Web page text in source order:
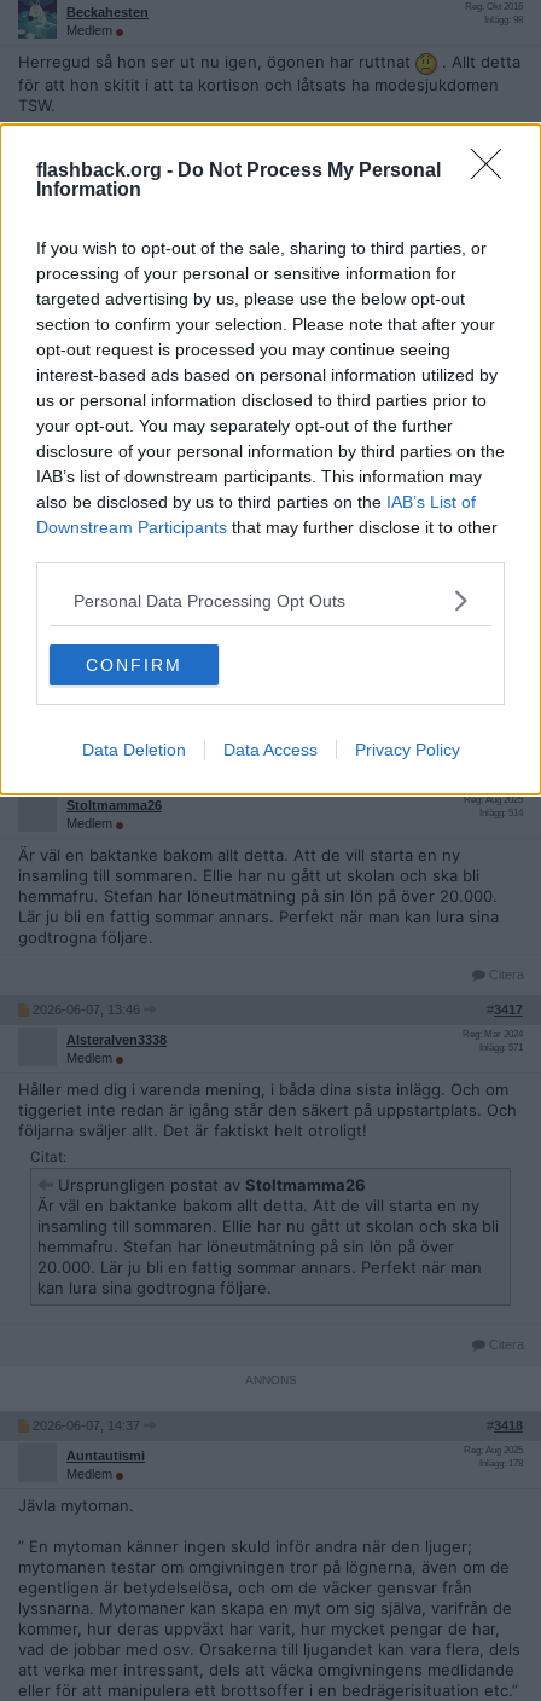
flashback.org - Do Not Process My Personal
Information
If you wish to opt-out of the sale, sharing to third parties, or
processing of your personal or sensitive information for
targeted advertising by us, please use the below opt-out
section to confirm your selection. Please note that after your
opt-out request is processed you may continue seeing
interest-based ads based on personal information utilized by
us or personal information disclosed to third parties prior to
your opt-out. You may separately opt-out of the further
disclosure of your personal information by third parties on the
IAB’s list of downstream participants. This information may
also be disclosed by us to third parties on the IAB’s List of
Downstream Participants that may further disclose it to other
Personal Data Processing Opt Outs
CONFIRM
Data Deletion Data Access Privacy Policy
Beckahesten
Medlem
Reg: Okt 2016
Inlägg: 98
Herregud så hon ser ut nu igen, ögonen har ruttnat
. Allt detta
för att hon skitit i att ta kortison och låtsats ha modesjukdomen
TSW.
Undrar om hon var beredd på att det kunde bli så allvarliga följder
av hennes nycker. Fick också ångest av att hon nu åter ska
självläka, det gick inte så bra de andra gångerna va.
knappast chipsen heller.
2026-06-07, 10:51 #
askungen
Inlägg: 929
Kan bara hålla med er, ångest var ordet!
Hela kroppen skriker neeej när man hör henne resonera
Citera
2026-06-07, 11:31 #3415
Medlem
Då blir det en sommar med kaos för henne och familjen. Precis
som förra sommaren. Hon är en person som gör sig sjuk för att
få.uppmörkdsmhet. Hoppas de dra in hennes körkort om hon nu
inte ser nåt. Totalt livsfarligt att framföra en bil med så dålig syn.
Stoltmamma26
Medlem
Reg: Aug 2025
Inlägg: 514
Är väl en baktanke bakom allt detta. Att de vill starta en ny
insamling till sommaren. Ellie har nu gått ut skolan och ska bli
hemmafru. Stefan har löneutmätning på sin lön på över 20.000.
Lär ju bli en fattig sommar annars. Perfekt när man kan lura sina
godtrogna följare.
Citera
2026-06-07, 13:46 #3417
Alsteralven3338
Medlem
Reg: Mar 2024
Inlägg: 571
Håller med dig i varenda mening, i båda dina sista inlägg. Och om
tiggeriet inte redan är igång står den säkert på uppstartplats. Och
följarna sväljer allt. Det är faktiskt helt otroligt!
Citat:
Ursprungligen postat av Stoltmamma26
Är väl en baktanke bakom allt detta. Att de vill starta en ny
insamling till sommaren. Ellie har nu gått ut skolan och ska bli
hemmafru. Stefan har löneutmätning på sin lön på över
20.000. Lär ju bli en fattig sommar annars. Perfekt när man
kan lura sina godtrogna följare.
Citera
2026-06-07, 14:37 #3418
Auntautismi
Medlem
Reg: Aug 2025
Inlägg: 178
Jävla mytoman.
” En mytoman känner ingen skuld inför andra när den ljuger;
mytomanen testar om omgivningen tror på lögnerna, även om de
egentligen är betydelselösa, och om de väcker gensvar från
lyssnarna. Mytomaner kan skapa en myt om sig själva, varifrån de
kommer, hur deras uppväxt har varit, hur mycket pengar de har,
vad de jobbar med osv. Orsakerna till ljugandet kan vara flera, dels
att verka mer intressant, dels att väcka omgivningens medlidande
eller för att manipulera ett brottsoffer i en bedrägerisituation etc.”